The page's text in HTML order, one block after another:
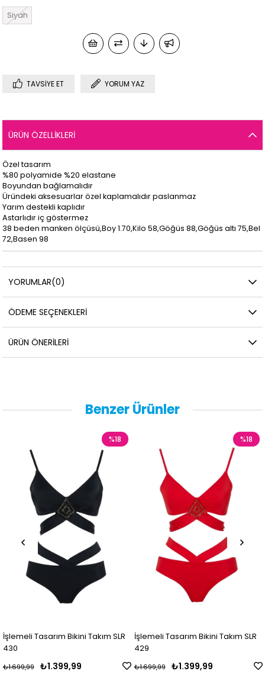
Siyah
TAVSIYE ET YORUM YAZ
ÜRÜN ÖZELLIKLERI
Özel tasarım
%80 polyamide %20 elastane
Boyundan bağlamalıdır
Üründeki aksesuarlar özel kaplamalıdır paslanmaz
Yarım destekli kaplıdır
Astarlıdır iç göstermez
38 beden manken ölçüsü,Boy 1.70,Kilo 58,Göğüs 88,Göğüs altı 75,Bel
72,Basen 98
YORUMLAR(0)
ÖDEME SEÇENEKLERI
ÜRÜN ÖNERILERI
Benzer Ürünler
İşlemeli Tasarım Bikini Takım SLR
430
₺1.399,99
₺1.699,99
%18
İşlemeli Tasarım Bikini Takım SLR
429
₺1.399,99
₺1.699,99
%18